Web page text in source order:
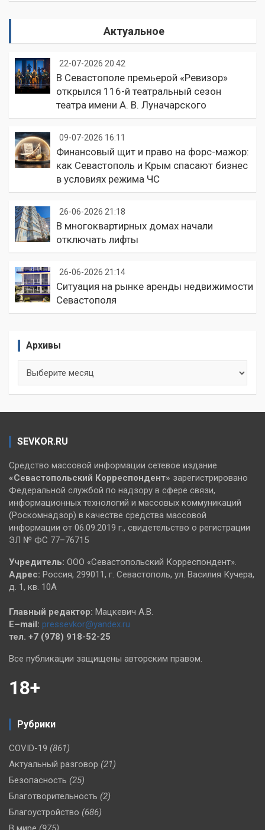
Актуальное
22-07-2026 20:42
В Севастополе премьерой «Ревизор»
открылся 116-й театральный сезон
театра имени А. В. Луначарского
09-07-2026 16:11
Финансовый щит и право на форс-мажор:
как Севастополь и Крым спасают бизнес
в условиях режима ЧС
26-06-2026 21:18
В многоквартирных домах начали
отключать лифты
26-06-2026 21:14
Ситуация на рынке аренды недвижимости
Севастополя
Архивы
SEVKOR.RU
Средство массовой информации сетевое издание
«Севастопольский Корреспондент» зарегистрировано
Федеральной службой по надзору в сфере связи,
информационных технологий и массовых коммуникаций
(Роскомнадзор) в качестве средства массовой
информации от 06.09.2019 г., свидетельство о регистрации
ЭЛ № ФС 77–76715
Учредитель: ООО «Севастопольский Корреспондент».
Адрес: Россия, 299011, г. Севастополь, ул. Василия Кучера,
д. 1, кв. 10А
Главный редактор: Мацкевич А.В.
E–mail: pressevkor@yandex.ru
тел. +7 (978) 918-52-25
Все публикации защищены авторским правом.
18+
Рубрики
COVID-19 (861)
Актуальный разговор (21)
Безопасность (25)
Благотворительность (2)
Благоустройство (686)